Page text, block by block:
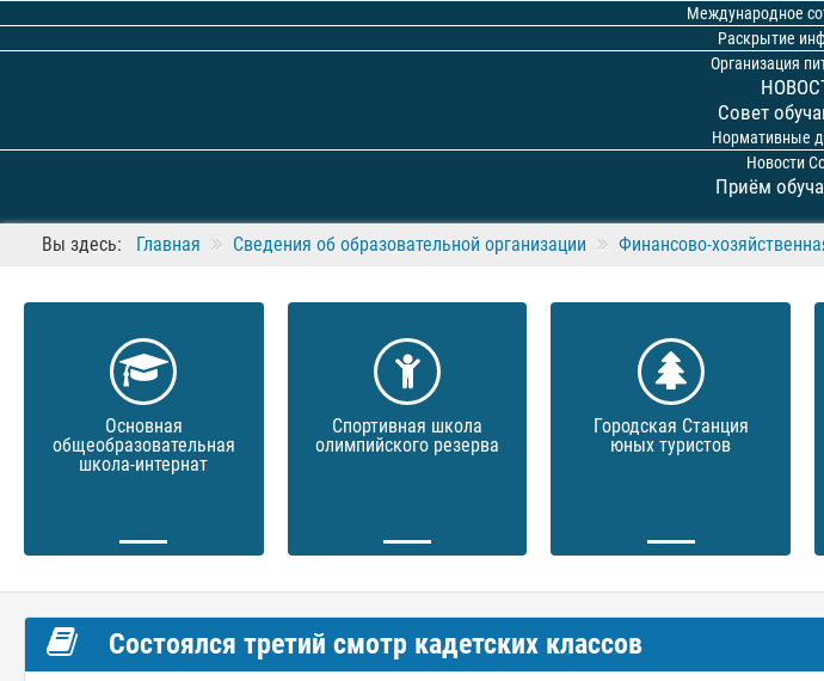
Международное
Раскрытие
Организация
Совет
Нормативные
Новости
Приём
Вы здесь: Главная Сведения об образовательной организации Финансово-
Основная
общеобразовательная
школа-интернат
Спортивная школа
олимпийского резерва
Городская Станция
юных туристов
Состоялся третий смотр кадетских классов